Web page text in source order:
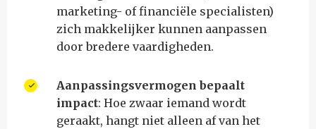
marketing- of financiële specialisten)
zich makkelijker kunnen aanpassen
door bredere vaardigheden.
Aanpassingsvermogen bepaalt
impact: Hoe zwaar iemand wordt
geraakt, hangt niet alleen af van het